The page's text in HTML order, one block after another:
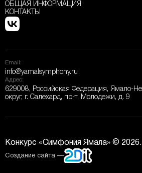
ОБЩАЯ ИНФОРМАЦИЯ
КОНТАКТЫ
Email:
info@yamalsymphony.ru
Адрес:
629008, Российская Федерация, Ямало-
округ, г. Салехард, пр-т. Молодежи, д. 9
Конкурс «Симфония Ямала» © 2026.
Создание сайта —